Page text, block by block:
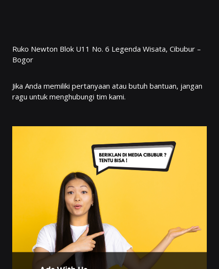
Ruko Newton Blok U11 No. 6 Legenda Wisata, Cibubur –
Bogor
Jika Anda memiliki pertanyaan atau butuh bantuan, jangan
ragu untuk menghubungi tim kami.